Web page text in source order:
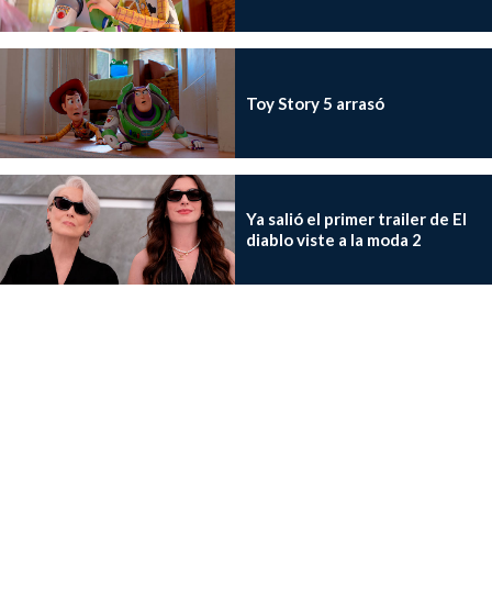
Toy Story 5 arrasó
Ya salió el primer trailer de El
diablo viste a la moda 2